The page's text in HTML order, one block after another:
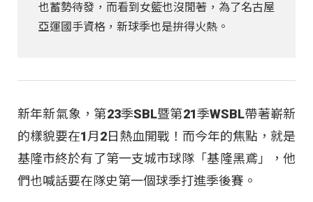
也蓄勢待發，而看到女籃也沒閒著，為了名古屋
亞運國手資格，新球季也是拚得火熱。
新年新氣象，第23季SBL暨第21季WSBL帶著嶄新
的樣貌要在1月2日熱血開戰！而今年的焦點，就是
基隆市終於有了第一支城市球隊「基隆黑鳶」，他
們也喊話要在隊史第一個球季打進季後賽。​